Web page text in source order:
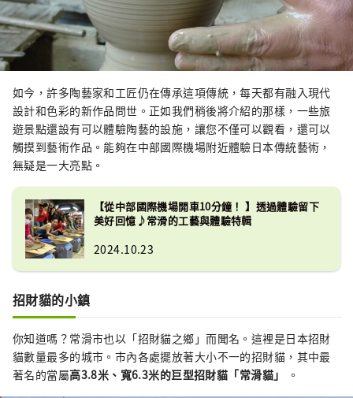
如今，許多陶藝家和工匠仍在傳承這項傳統，每天都有融入現代
設計和色彩的新作品問世。正如我們稍後將介紹的那樣，一些旅
遊景點還設有可以體驗陶藝的設施，讓您不僅可以觀看，還可以
觸摸到藝術作品。能夠在中部國際機場附近體驗日本傳統藝術，
無疑是一大亮點。
【從中部國際機場開車10分鐘！ 】透過體驗留下
美好回憶♪常滑的工藝與體驗特輯
2024.10.23
招財貓的小鎮
你知道嗎？常滑市也以「招財貓之鄉」而聞名。這裡是日本招財
貓數量最多的城市。市內各處擺放著大小不一的招財貓，其中最
著名的當屬高3.8米、寬6.3米的巨型招財貓「常滑貓」 。